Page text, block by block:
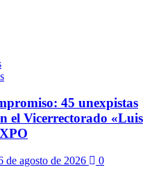
45 unexpistas
el Vicerrectorado «Luis
de agosto de 2026 0